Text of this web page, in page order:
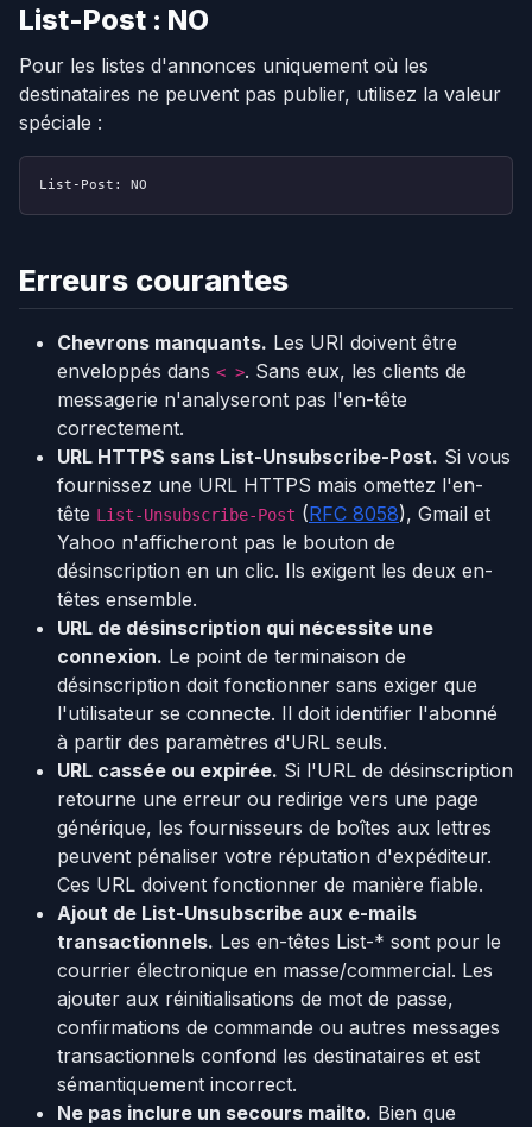
List-Post : NO
Pour les listes d'annonces uniquement où les
destinataires ne peuvent pas publier, utilisez la valeur
spéciale :
List-Post: NO
Erreurs courantes
Chevrons manquants. Les URI doivent être
enveloppés dans < >. Sans eux, les clients de
messagerie n'analyseront pas l'en-tête
correctement.
URL HTTPS sans List-Unsubscribe-Post. Si vous
fournissez une URL HTTPS mais omettez l'en-
tête List-Unsubscribe-Post (RFC 8058), Gmail et
Yahoo n'afficheront pas le bouton de
désinscription en un clic. Ils exigent les deux en-
têtes ensemble.
URL de désinscription qui nécessite une
connexion. Le point de terminaison de
désinscription doit fonctionner sans exiger que
l'utilisateur se connecte. Il doit identifier l'abonné
à partir des paramètres d'URL seuls.
URL cassée ou expirée. Si l'URL de désinscription
retourne une erreur ou redirige vers une page
générique, les fournisseurs de boîtes aux lettres
peuvent pénaliser votre réputation d'expéditeur.
Ces URL doivent fonctionner de manière fiable.
Ajout de List-Unsubscribe aux e-mails
transactionnels. Les en-têtes List-* sont pour le
courrier électronique en masse/commercial. Les
ajouter aux réinitialisations de mot de passe,
confirmations de commande ou autres messages
transactionnels confond les destinataires et est
sémantiquement incorrect.
Ne pas inclure un secours mailto. Bien que